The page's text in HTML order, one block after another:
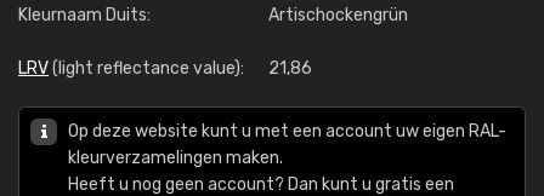
Kleurnaam Duits:
Artischockengrün
LRV(light reflectance value): 21,86
Op deze website kunt u met een account uw eigen RAL-
kleurverzamelingen maken.
Heeft u nog geen account? Dan kunt u gratis een